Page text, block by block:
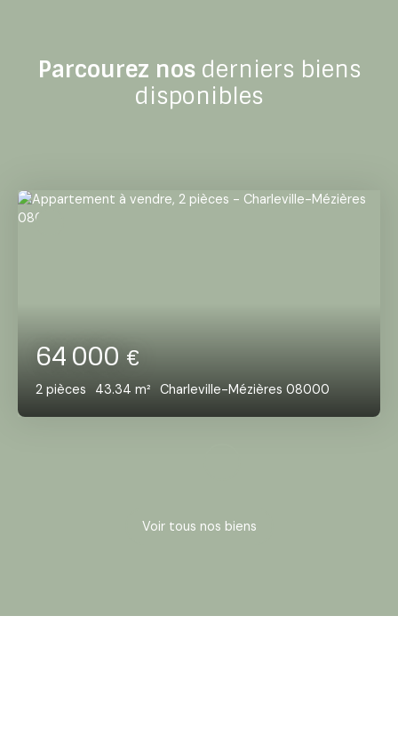
Parcourez nos derniers biens
disponibles
64 000 €
2 pièces 43.34 m² Charleville-Mézières 08000
Voir tous nos biens